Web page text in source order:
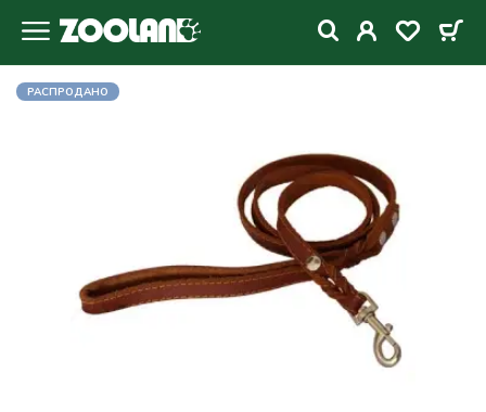
РАСПРОДАНО